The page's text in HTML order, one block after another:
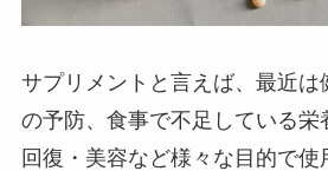
サプリメントと言えば、最近は
の予防、食事で不足している栄
回復・美容など様々な目的で使